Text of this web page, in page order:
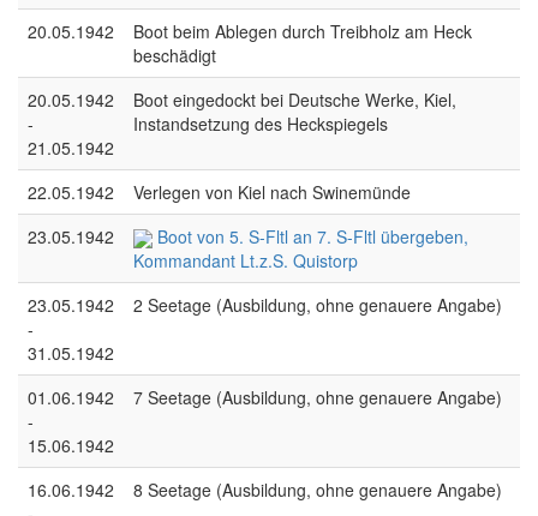
20.05.1942
Boot beim Ablegen durch Treibholz am Heck
beschädigt
20.05.1942
-
21.05.1942
Boot eingedockt bei Deutsche Werke, Kiel,
Instandsetzung des Heckspiegels
22.05.1942
Verlegen von Kiel nach Swinemünde
23.05.1942
Boot von 5. S-Fltl an 7. S-Fltl übergeben,
Kommandant Lt.z.S. Quistorp
23.05.1942
-
31.05.1942
2 Seetage (Ausbildung, ohne genauere Angabe)
01.06.1942
-
15.06.1942
7 Seetage (Ausbildung, ohne genauere Angabe)
16.06.1942
8 Seetage (Ausbildung, ohne genauere Angabe)